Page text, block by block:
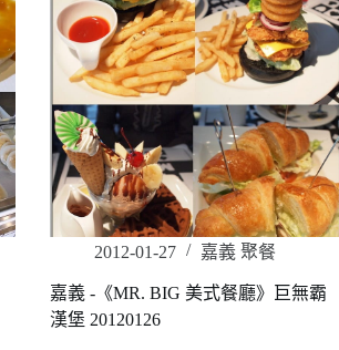
2012-01-27 嘉義 聚餐
嘉義 -《MR. BIG 美式餐廳》巨無霸
漢堡 20120126